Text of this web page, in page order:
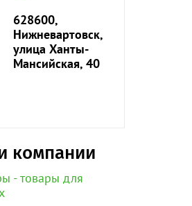
628600,
Нижневартовск,
улица Ханты-
Мансийская, 40
компании
- товары для